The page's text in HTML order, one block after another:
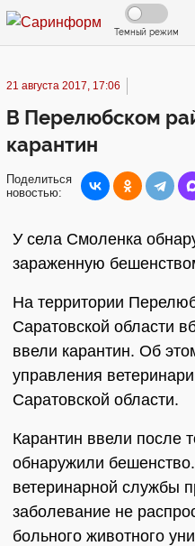
Темный режим
21 августа 2017, 17:06
В Перелюбском
карантин
Поделиться
новостью:
У села Смоленка
зараженную
На территории
Саратовской области
ввели карантин. Об
управления
Саратовской области.
Карантин ввели после
обнаружили
ветеринарной службы
заболевание не
больного животного